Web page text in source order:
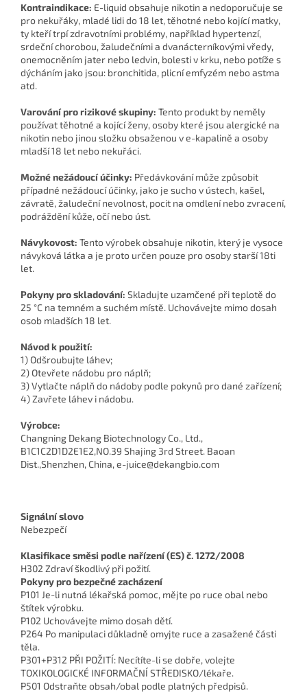
Kontraindikace: E-liquid obsahuje nikotin a nedoporučuje se
pro nekuřáky, mladé lidi do 18 let, těhotné nebo kojící matky,
ty kteří trpí zdravotními problémy, například hypertenzí,
srdeční chorobou, žaludečními a dvanácterníkovými vředy,
onemocněním jater nebo ledvin, bolesti v krku, nebo potíže s
dýcháním jako jsou: bronchitida, plicní emfyzém nebo astma
atd.
Varování pro rizikové skupiny: Tento produkt by neměly
používat těhotné a kojící ženy, osoby které jsou alergické na
nikotin nebo jinou složku obsaženou v e-kapalině a osoby
mladší 18 let nebo nekuřáci.
Možné nežádoucí účinky: Předávkování může způsobit
případné nežádoucí účinky, jako je sucho v ústech, kašel,
závratě, žaludeční nevolnost, pocit na omdlení nebo zvracení,
podráždění kůže, očí nebo úst.
Návykovost: Tento výrobek obsahuje nikotin, který je vysoce
návyková látka a je proto určen pouze pro osoby starší 18ti
let.
Pokyny pro skladování: Skladujte uzamčené při teplotě do
25 °C na temném a suchém místě. Uchovávejte mimo dosah
osob mladších 18 let.
Návod k použití:
1) Odšroubujte láhev;
2) Otevřete nádobu pro náplň;
3) Vytlačte náplň do nádoby podle pokynů pro dané zařízení;
4) Zavřete láhev i nádobu.
Výrobce:
Changning Dekang Biotechnology Co., Ltd.,
B1C1C2D1D2E1E2,NO.39 Shajing 3rd Street. Baoan
Dist.,Shenzhen, China, e-juice@dekangbio.com
Signální slovo
Nebezpečí
Klasifikace směsi podle nařízení (ES) č. 1272/2008
H302 Zdraví škodlivý při požití.
Pokyny pro bezpečné zacházení
P101 Je-li nutná lékařská pomoc, mějte po ruce obal nebo
štítek výrobku.
P102 Uchovávejte mimo dosah dětí.
P264 Po manipulaci důkladně omyjte ruce a zasažené části
těla.
P301+P312 PŘI POŽITÍ: Necítíte-li se dobře, volejte
TOXIKOLOGICKÉ INFORMAČNÍ STŘEDISKO/lékaře.
P501 Odstraňte obsah/obal podle platných předpisů.